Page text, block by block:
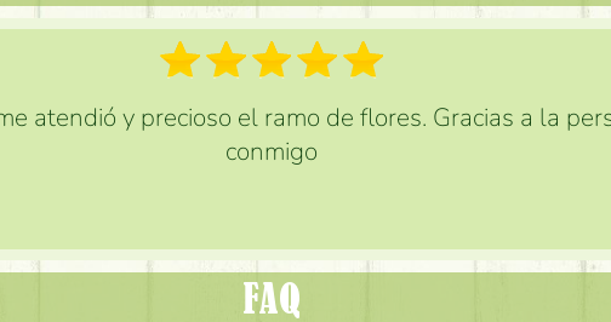
atendió y precioso el ramo de flores. Gracias a la
conmigo
FAQ